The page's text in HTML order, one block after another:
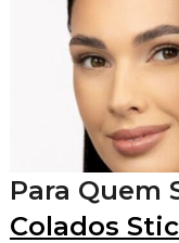
Para Quem
Colados